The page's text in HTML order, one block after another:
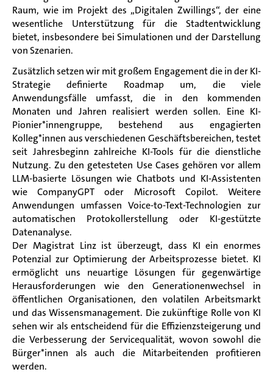
Raum, wie im Projekt des „Digitalen Zwillings“, der eine
wesentliche Unterstützung für die Stadtentwicklung
bietet, insbesondere bei Simulationen und der Darstellung
von Szenarien.
Zusätzlich setzen wir mit großem Engagement die in der KI-
Strategie definierte Roadmap um, die viele
Anwendungsfälle umfasst, die in den kommenden
Monaten und Jahren realisiert werden sollen. Eine KI-
Pionier*innengruppe, bestehend aus engagierten
Kolleg*innen aus verschiedenen Geschäftsbereichen, testet
seit Jahresbeginn zahlreiche KI-Tools für die dienstliche
Nutzung. Zu den getesteten Use Cases gehören vor allem
LLM-basierte Lösungen wie Chatbots und KI-Assistenten
wie CompanyGPT oder Microsoft Copilot. Weitere
Anwendungen umfassen Voice-to-Text-Technologien zur
automatischen Protokollerstellung oder KI-gestützte
Datenanalyse.
Der Magistrat Linz ist überzeugt, dass KI ein enormes
Potenzial zur Optimierung der Arbeitsprozesse bietet. KI
ermöglicht uns neuartige Lösungen für gegenwärtige
Herausforderungen wie den Generationenwechsel in
öffentlichen Organisationen, den volatilen Arbeitsmarkt
und das Wissensmanagement. Die zukünftige Rolle von KI
sehen wir als entscheidend für die Effizienzsteigerung und
die Verbesserung der Servicequalität, wovon sowohl die
Bürger*innen als auch die Mitarbeitenden profitieren
werden.